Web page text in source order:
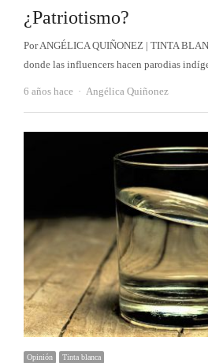
¿Patriotismo?
Por ANGÉLICA QUIÑONEZ | TINTA
donde las influencers hacen parodias
6 años hace Autor
Angélica Quiñonez
Opinión Tinta blanca